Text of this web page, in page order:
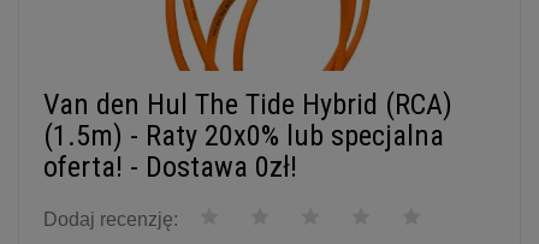
Van den Hul The Tide Hybrid (RCA)
(1.5m) - Raty 20x0% lub specjalna
oferta! - Dostawa 0zł!
Dodaj recenzję: